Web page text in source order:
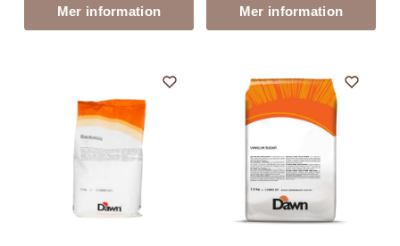
Mer information Mer information